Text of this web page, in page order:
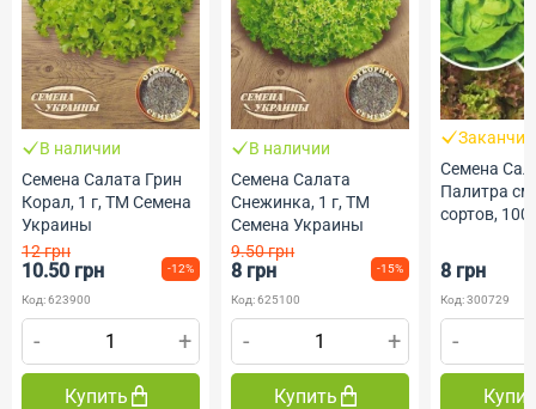
В наличии
Семена Салата Грин
Корал, 1 г, ТМ Семена
Украины
12 грн
10.50 грн -12%
Код: 623900
- +
Купить
В наличии
Семена Салата
Снежинка, 1 г, ТМ
Семена Украины
9.50 грн
8 грн -15%
Код: 625100
- +
Купить
Семена
Палитра
сортов,
8 грн
Код: 300729
-